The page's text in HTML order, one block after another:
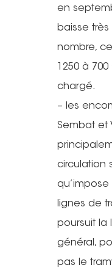
en
baisse
nombre,
1250 à
chargé.
– les
Sembat et
circulation
lignes de
poursuit la
général,
pas le